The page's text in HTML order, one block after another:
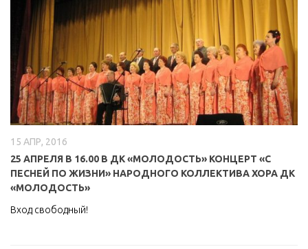
музей»
МБУ Парк культуры и отдыха им. И.В. Коротеева
МБУК «Централизованная библиотечная система»
ДК «Россия»
Афиша
Независимая оценка качества
15 АПР, 2016
25 АПРЕЛЯ В 16.00 В ДК «МОЛОДОСТЬ» КОНЦЕРТ «С
ПЕСНЕЙ ПО ЖИЗНИ» НАРОДНОГО КОЛЛЕКТИВА ХОРА ДК
«МОЛОДОСТЬ»
Вход свободный!